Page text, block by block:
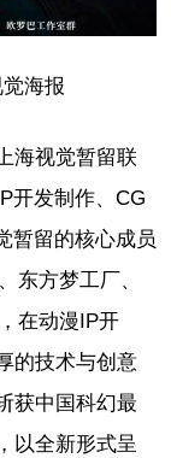
觉海报
海视觉暂留联
开发制作、CG
暂留的核心成员
东方梦工厂、
在动漫IP开
的技术与创意
获中国科幻最
以全新形式呈